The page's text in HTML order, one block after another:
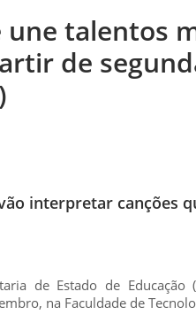
talentos
de
interpretar canções
de Estado de Educação
na Faculdade de